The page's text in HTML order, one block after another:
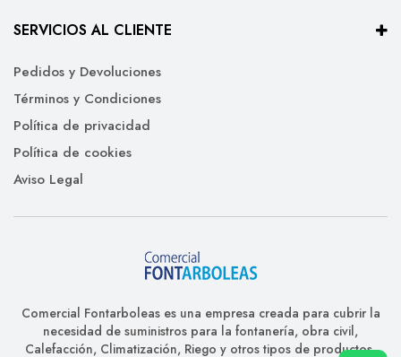
SERVICIOS AL CLIENTE
Pedidos y Devoluciones
Términos y Condiciones
Política de privacidad
Política de cookies
Aviso Legal
Comercial Fontarboleas es una empresa creada para cubrir la
necesidad de suministros para la fontanería, obra civil,
Calefacción, Climatización, Riego y otros tipos de productos.